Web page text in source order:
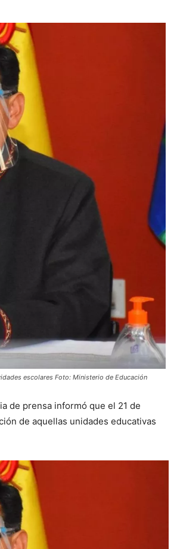
escolares Foto: Ministerio de Educación
de prensa informó que el 21 de
de aquellas unidades educativas